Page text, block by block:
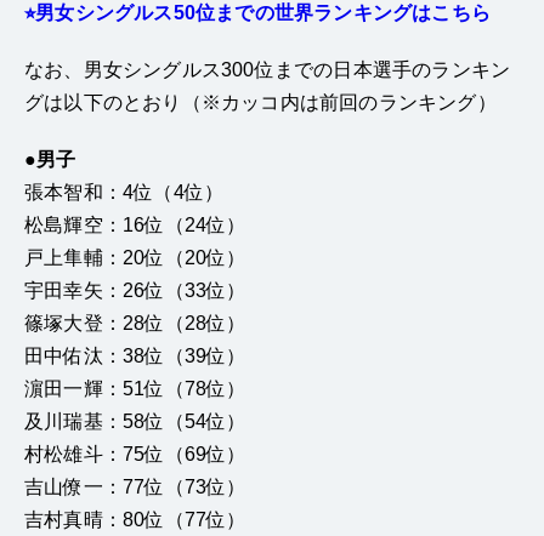
⭐︎男女シングルス50位までの世界ランキングはこちら
なお、男女シングルス300位までの日本選手のランキン
グは以下のとおり（※カッコ内は前回のランキング）
●男子
張本智和：4位（4位）
松島輝空：16位（24位）
戸上隼輔：20位（20位）
宇田幸矢：26位（33位）
篠塚大登：28位（28位）
田中佑汰：38位（39位）
濵田一輝：51位（78位）
及川瑞基：58位（54位）
村松雄斗：75位（69位）
吉山僚一：77位（73位）
吉村真晴：80位（77位）